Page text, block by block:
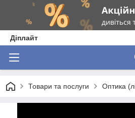
Діплайт
Товари та послуги Оптика